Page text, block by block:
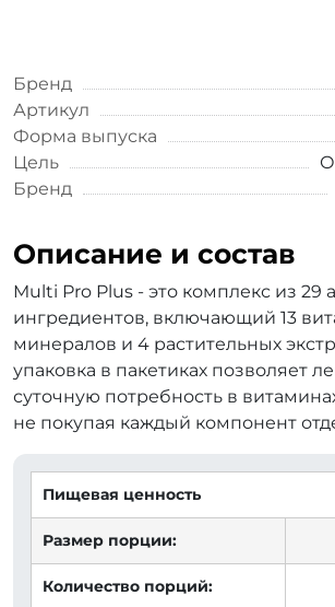
Бренд
Артикул
Форма выпуска
Цель
Бренд
Описание и состав
Multi Pro Plus - это комплекс из 29
ингредиентов, включающий 13
минералов и 4 растительных
упаковка в пакетиках позволяет
суточную потребность в
не покупая каждый компонент
Пищевая ценность
Размер порции:
Количество порций: